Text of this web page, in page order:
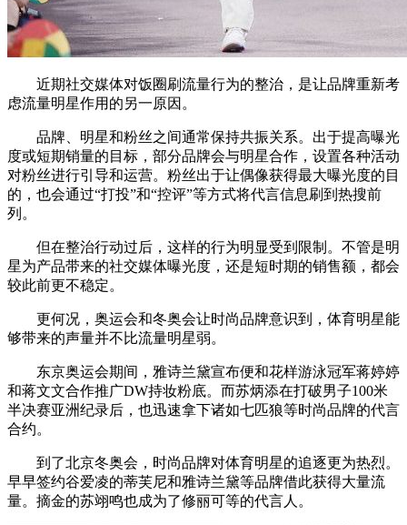
近期社交媒体对饭圈刷流量行为的整治，是让品牌重新考
虑流量明星作用的另一原因。
品牌、明星和粉丝之间通常保持共振关系。出于提高曝光
度或短期销量的目标，部分品牌会与明星合作，设置各种活动
对粉丝进行引导和运营。粉丝出于让偶像获得最大曝光度的目
的，也会通过“打投”和“控评”等方式将代言信息刷到热搜前
列。
但在整治行动过后，这样的行为明显受到限制。不管是明
星为产品带来的社交媒体曝光度，还是短时期的销售额，都会
较此前更不稳定。
更何况，奥运会和冬奥会让时尚品牌意识到，体育明星能
够带来的声量并不比流量明星弱。
东京奥运会期间，雅诗兰黛宣布便和花样游泳冠军蒋婷婷
和蒋文文合作推广DW持妆粉底。而苏炳添在打破男子100米
半决赛亚洲纪录后，也迅速拿下诸如七匹狼等时尚品牌的代言
合约。
到了北京冬奥会，时尚品牌对体育明星的追逐更为热烈。
早早签约谷爱凌的蒂芙尼和雅诗兰黛等品牌借此获得大量流
量。摘金的苏翊鸣也成为了修丽可等的代言人。